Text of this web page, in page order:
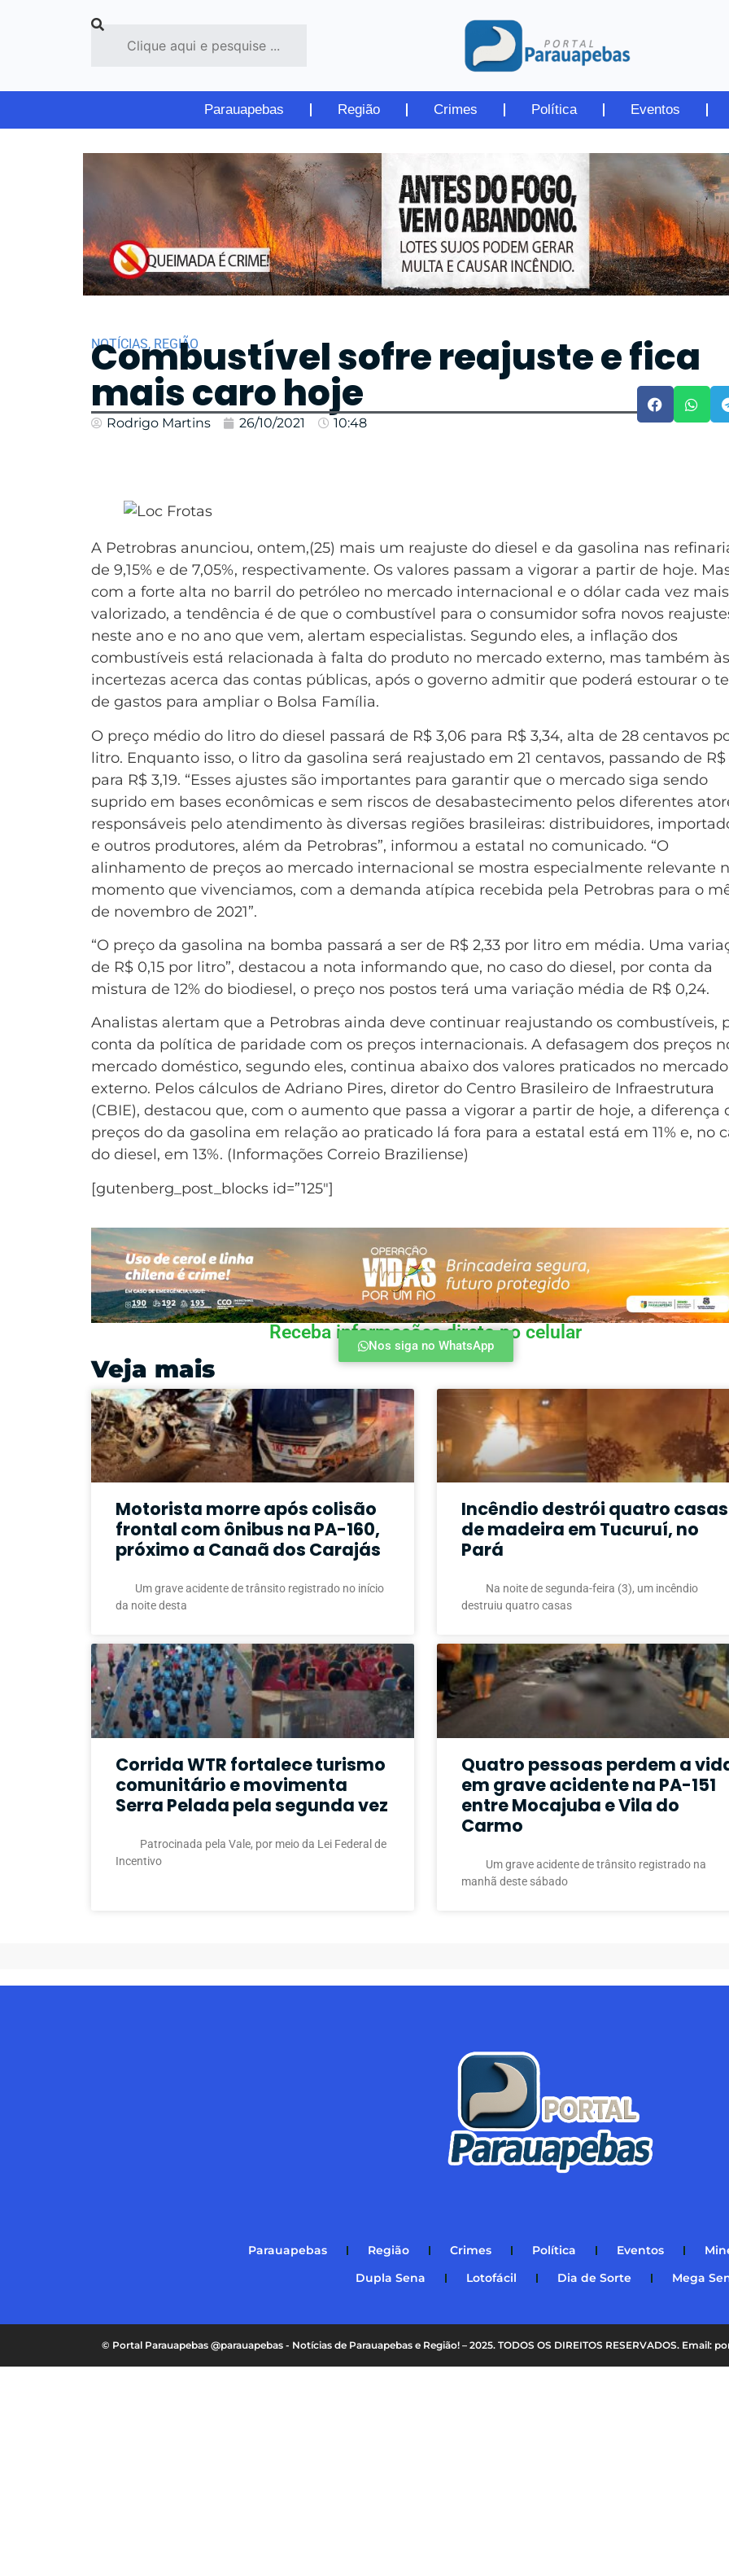
Parauapebas Região Crimes Política Eventos
NOTÍCIAS, REGIÃO
Combustível sofre reajuste e fica
mais caro hoje
Rodrigo Martins 26/10/2021 10:48
A Petrobras anunciou, ontem,(25) mais um reajuste do diesel e da gasolina nas
de 9,15% e de 7,05%, respectivamente. Os valores passam a vigorar a partir de hoje.
com a forte alta no barril do petróleo no mercado internacional e o dólar cada vez mais
valorizado, a tendência é de que o combustível para o consumidor sofra novos
neste ano e no ano que vem, alertam especialistas. Segundo eles, a inflação dos
combustíveis está relacionada à falta do produto no mercado externo, mas também às
incertezas acerca das contas públicas, após o governo admitir que poderá estourar o
de gastos para ampliar o Bolsa Família.
O preço médio do litro do diesel passará de R$ 3,06 para R$ 3,34, alta de 28 centavos
litro. Enquanto isso, o litro da gasolina será reajustado em 21 centavos, passando de R$
para R$ 3,19. “Esses ajustes são importantes para garantir que o mercado siga sendo
suprido em bases econômicas e sem riscos de desabastecimento pelos diferentes
responsáveis pelo atendimento às diversas regiões brasileiras: distribuidores,
e outros produtores, além da Petrobras”, informou a estatal no comunicado. “O
alinhamento de preços ao mercado internacional se mostra especialmente relevante
momento que vivenciamos, com a demanda atípica recebida pela Petrobras para o
de novembro de 2021”.
“O preço da gasolina na bomba passará a ser de R$ 2,33 por litro em média. Uma
de R$ 0,15 por litro”, destacou a nota informando que, no caso do diesel, por conta da
mistura de 12% do biodiesel, o preço nos postos terá uma variação média de R$ 0,24.
Analistas alertam que a Petrobras ainda deve continuar reajustando os combustíveis,
conta da política de paridade com os preços internacionais. A defasagem dos preços
mercado doméstico, segundo eles, continua abaixo dos valores praticados no mercado
externo. Pelos cálculos de Adriano Pires, diretor do Centro Brasileiro de Infraestrutura
(CBIE), destacou que, com o aumento que passa a vigorar a partir de hoje, a diferença
preços do da gasolina em relação ao praticado lá fora para a estatal está em 11% e, no
do diesel, em 13%. (Informações Correio Braziliense)
[gutenberg_post_blocks id=”125″]
Receba informações direto no celular
Nos siga no WhatsApp
Veja mais
Motorista morre após colisão
frontal com ônibus na PA-160,
próximo a Canaã dos Carajás
Um grave acidente de trânsito registrado no início
da noite desta
Incêndio destrói quatro casas
de madeira em Tucuruí, no
Pará
Na noite de segunda-feira (3), um incêndio
destruiu quatro casas
Corrida WTR fortalece turismo
comunitário e movimenta
Serra Pelada pela segunda vez
Patrocinada pela Vale, por meio da Lei Federal de
Incentivo
Quatro pessoas perdem a
em grave acidente na PA-151
entre Mocajuba e Vila do
Carmo
Um grave acidente de trânsito registrado na
manhã deste sábado
Parauapebas Região Crimes Política Eventos
Dupla Sena
Lotofácil Dia de Sorte Mega
© Portal Parauapebas @parauapebas - Notícias de Parauapebas e Região! – 2025. TODOS OS DIREITOS RESERVADOS.